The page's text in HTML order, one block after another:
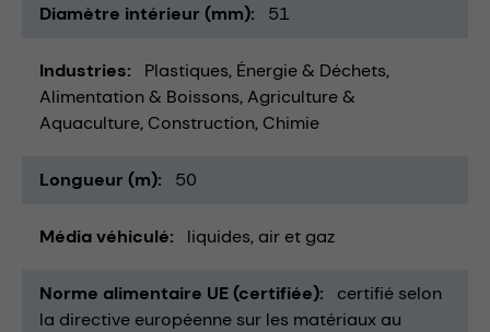
Diamètre intérieur (mm) 51
Industries Plastiques Énergie & Déchets
Alimentation & Boissons Agriculture &
Aquaculture Construction Chimie
Longueur (m) 50
Média véhiculé liquides air et gaz
Norme alimentaire UE (certifiée)
certifié selon
la directive européenne sur les matériaux au